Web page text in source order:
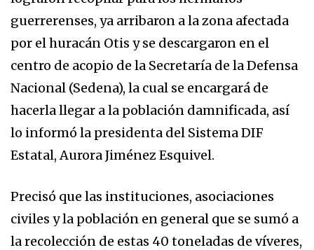
guerrerenses, ya arribaron a la zona afectada
por el huracán Otis y se descargaron en el
centro de acopio de la Secretaría de la Defensa
Nacional (Sedena), la cual se encargará de
hacerla llegar a la población damnificada, así
lo informó la presidenta del Sistema DIF
Estatal, Aurora Jiménez Esquivel.
Precisó que las instituciones, asociaciones
civiles y la población en general que se sumó a
la recolección de estas 40 toneladas de víveres,